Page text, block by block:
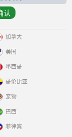
加拿大
美国
墨西哥
哥伦比亚
宠物
巴西
菲律宾